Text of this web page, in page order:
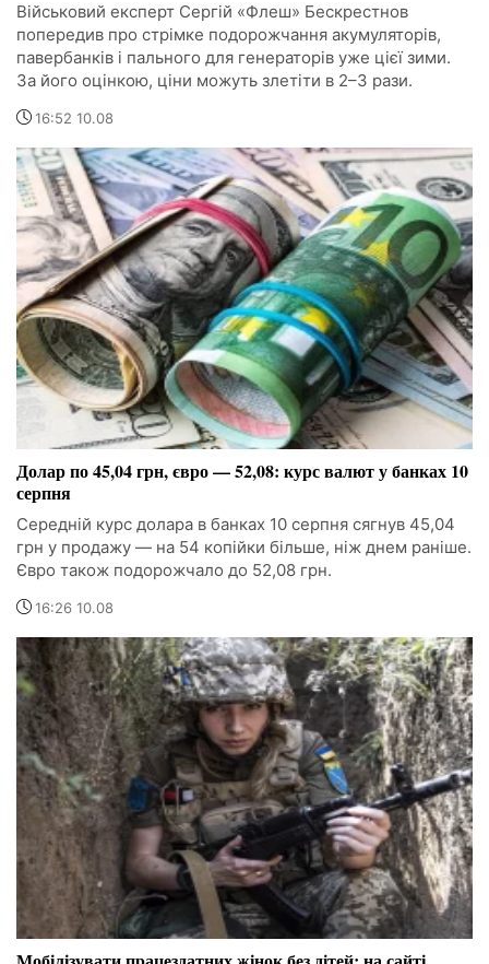
Військовий експерт Сергій «Флеш» Бескрестнов
попередив про стрімке подорожчання акумуляторів,
павербанків і пального для генераторів уже цієї зими.
За його оцінкою, ціни можуть злетіти в 2–3 рази.
16:52 10.08
Долар по 45,04 грн, євро — 52,08: курс валют у банках 10
серпня
Середній курс долара в банках 10 серпня сягнув 45,04
грн у продажу — на 54 копійки більше, ніж днем раніше.
Євро також подорожчало до 52,08 грн.
16:26 10.08